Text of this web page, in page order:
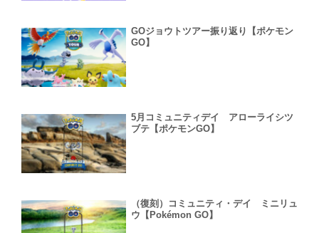
GOジョウトツアー振り返り【ポケモン
GO】
5月コミュニティデイ アローライシツ
ブテ【ポケモンGO】
（復刻）コミュニティ・デイ ミニリュ
ウ【Pokémon GO】